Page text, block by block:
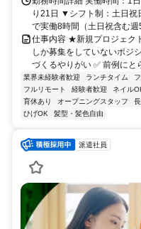
り21日 ▼シフト制：土日祝
で実働8時間（土日祝含む
仕事内容 ★新規プロジェク
しか募集をしていないポジ
づくるやりがい ✅ 前例にと
業界未経験者歓迎 ランチタイム
フルリモート
経験者歓迎 ネイル
育休あり
オープニングスタッフ
ひげOK
髪型・髪色自由
派遣社員